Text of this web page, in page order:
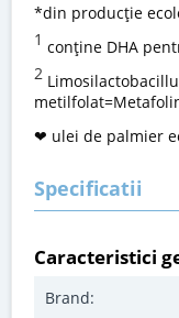
*din producție
1 conține DHA
2
❤ ulei de palmier
Specificatii
Caracteristici
Brand: